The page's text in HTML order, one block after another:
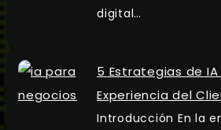
digital…
5 Estrategias de
Experiencia del
Introducción En la